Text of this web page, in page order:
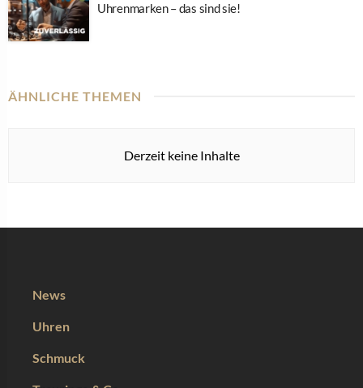
Uhrenmarken – das sind sie!
ÄHNLICHE THEMEN
Derzeit keine Inhalte
News
Uhren
Schmuck